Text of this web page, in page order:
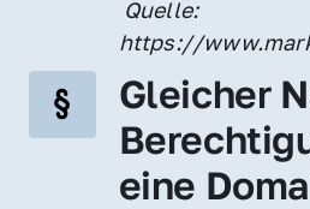
https://
Gleicher
eine